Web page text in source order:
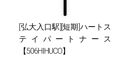
[弘大入口駅][短期]ハートス
テイパートナース
【506HIHUCO】